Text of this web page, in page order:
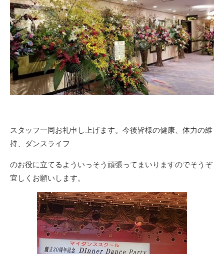
スタッフ一同お礼申し上げます。今後皆様の健康、体力の維
持、ダンスライフ
のお役に立てるよういっそう頑張ってまいりますのでそうぞ
宜しくお願いします。